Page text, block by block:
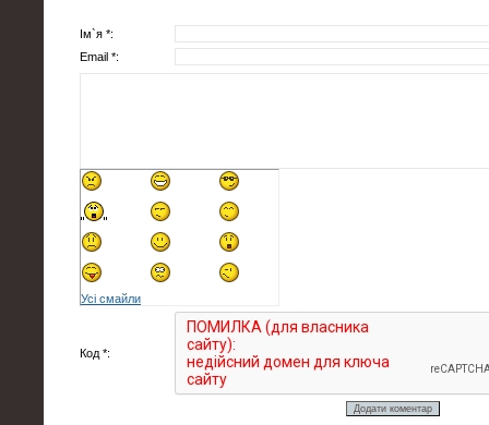
Ім`я *:
Email *:
Усі смайли
Код *: